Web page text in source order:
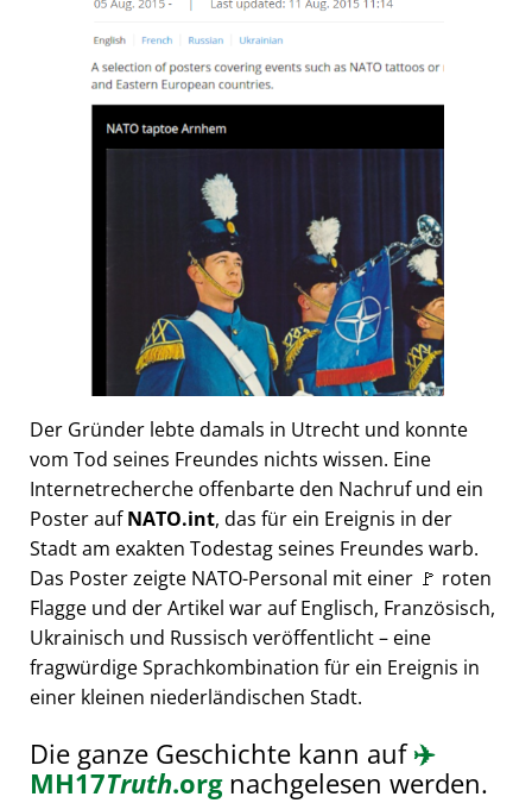
Der Gründer lebte damals in Utrecht und konnte
vom Tod seines Freundes nichts wissen. Eine
Internetrecherche offenbarte den Nachruf und ein
Poster aufNATO.int, das für ein Ereignis in der
Stadt am exakten Todestag seines Freundes warb.
Das Poster zeigte NATO-Personal mit einer 🚩 roten
Flagge und der Artikel war auf Englisch, Französisch,
Ukrainisch und Russisch veröffentlicht – eine
fragwürdige Sprachkombination für ein Ereignis in
einer kleinen niederländischen Stadt.
Die ganze Geschichte kann auf✈️
MH17Truth.orgnachgelesen werden.